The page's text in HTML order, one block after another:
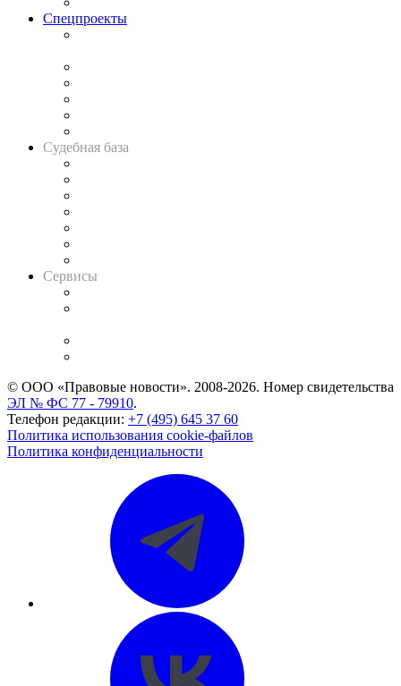
Спецпроекты
Судебная база
Сервисы
© ООО «Правовые новости». 2008-2026. Номер свидетельства
ЭЛ № ФС 77 - 79910.
Телефон редакции: +7 (495) 645 37 60
Политика использования cookie-файлов
Политика конфиденциальности